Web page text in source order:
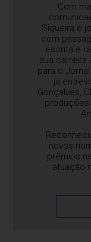
Com
Siqueira é
com
escrita e
sua carreira
para o
já
Gonçalves,
produções
novos
prêmios
atuação